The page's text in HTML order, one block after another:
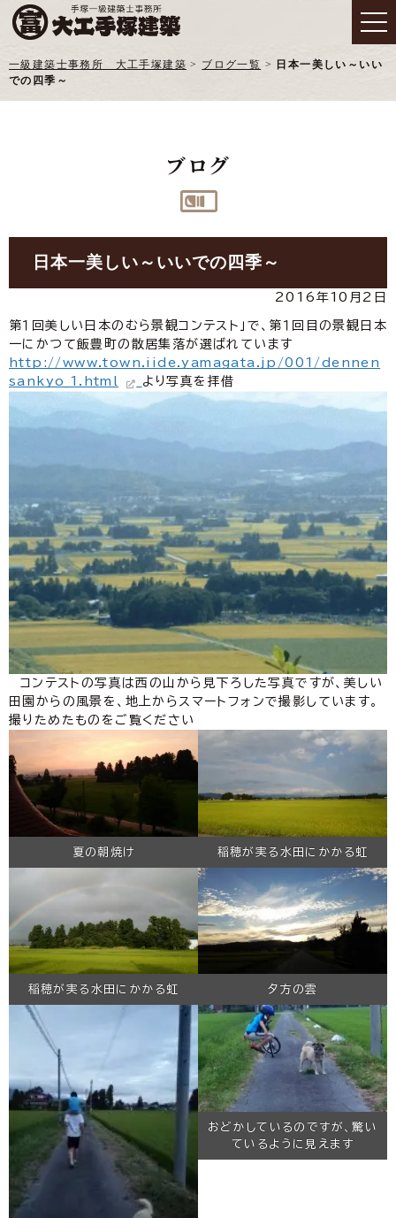
一級建築士事務所 大工手塚建築 > ブログ一覧 >
日本一美しい～いい
での四季～
ブログ
日本一美しい～いいでの四季～
2016年10月2日
第１回美しい日本のむら景観コンテスト」で、第１回目の景観日本
一にかつて飯豊町の散居集落が選ばれています
http://www.town.iide.yamagata.jp/001/dennen
sankyo_1.html
より写真を拝借
コンテストの写真は西の山から見下ろした写真ですが、美しい
田園からの風景を、地上からスマートフォンで撮影しています。
撮りためたものをご覧ください
夏の朝焼け 稲穂が実る水田にかかる虹
稲穂が実る水田にかかる虹 夕方の雲
おどかしているのですが、驚い
ているように見えます